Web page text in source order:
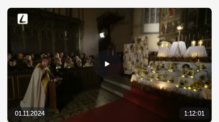
01.11.2024 1:12:01